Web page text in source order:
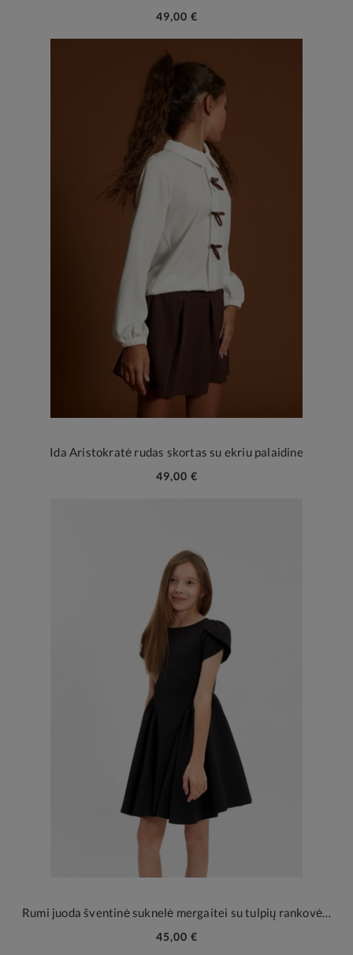
49,00 €
Ida Aristokratė rudas skortas su ekriu palaidine
49,00 €
Rumi juoda šventinė suknelė mergaitei su tulpių rankovėlėmis
45,00 €